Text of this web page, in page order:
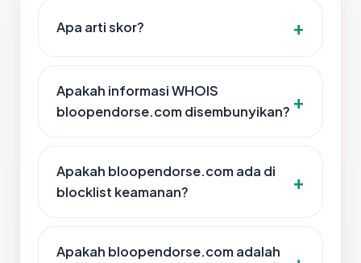
Apa arti skor?
Apakah informasi WHOIS
bloopendorse.com disembunyikan?
Apakah bloopendorse.com ada di
blocklist keamanan?
Apakah bloopendorse.com adalah